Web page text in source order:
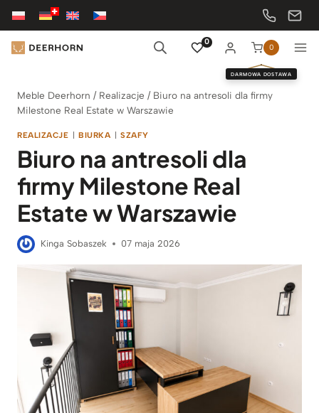
Przejdź
treści
0
0
DARMOWA DOSTAWA
Meble Deerhorn / Realizacje / Biuro na antresoli dla firmy
Milestone Real Estate w Warszawie
REALIZACJE | BIURKA | SZAFY
Biuro na antresoli dla
firmy Milestone Real
Estate w Warszawie
Kinga Sobaszek 07 maja 2026